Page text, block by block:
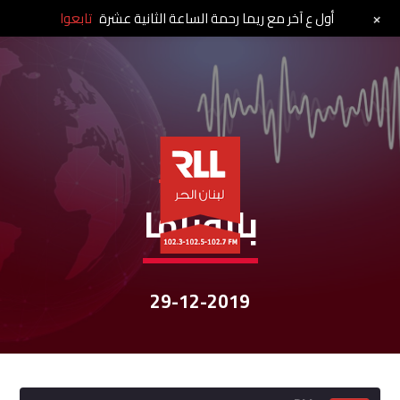
نشرات الأخبار
بانوراما
29-12-2019
أول ع آخر مع ريما رحمة الساعة الثانية عشرة تابعوا +